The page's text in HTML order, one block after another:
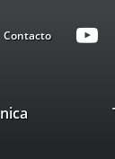
Contacto
Link